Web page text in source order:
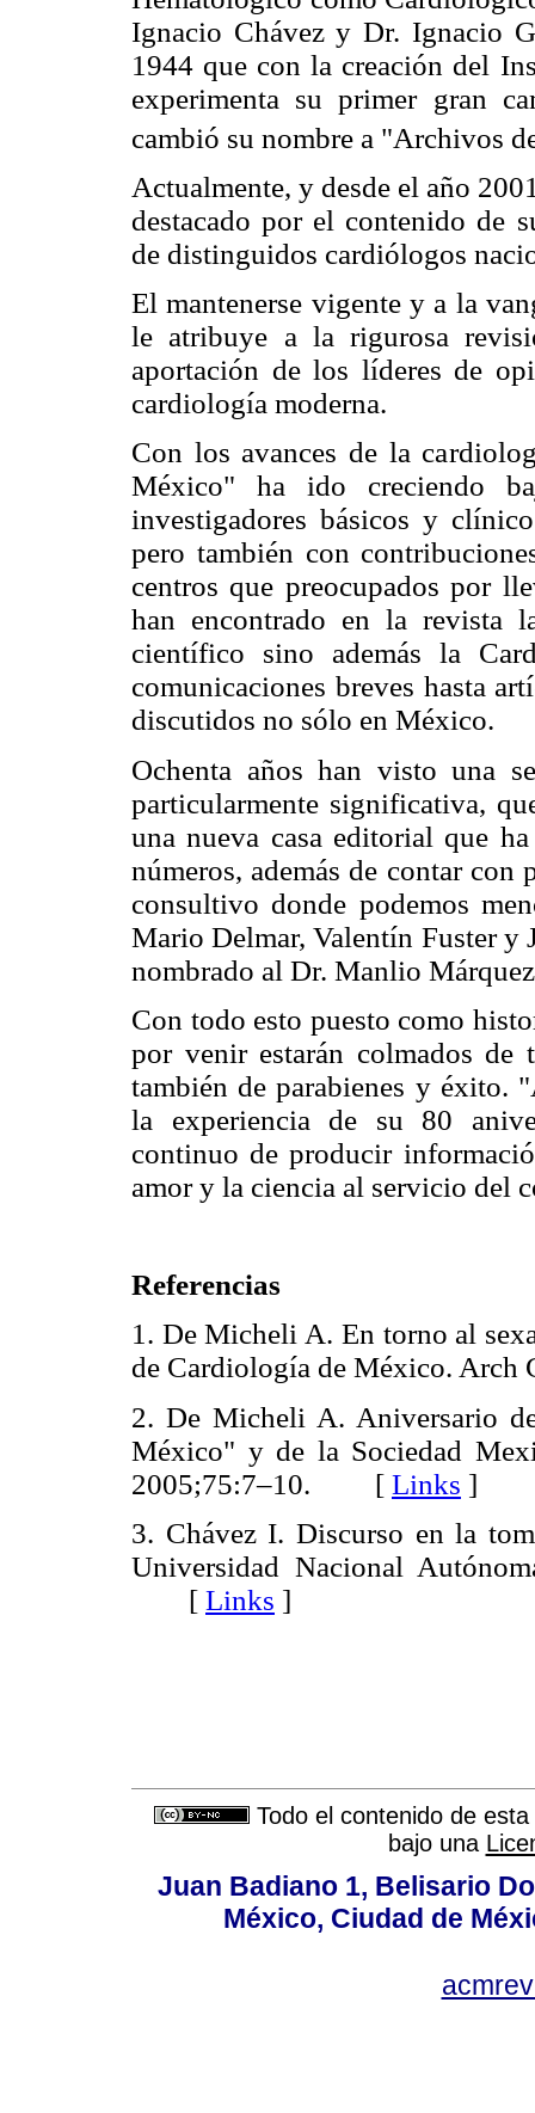
Ignacio Chávez y Dr. Ignacio
1944 que con la creación del
experimenta su primer gran
cambió su nombre a "Archivos
Actualmente, y desde el año
destacado por el contenido de
de distinguidos cardiólogos
El mantenerse vigente y a la
le atribuye a la rigurosa
aportación de los líderes de
cardiología moderna.
Con los avances de la
México" ha ido creciendo
investigadores básicos y
pero también con
centros que preocupados por
han encontrado en la revista
científico sino además la
comunicaciones breves hasta
discutidos no sólo en México.
Ochenta años han visto una
particularmente significativa,
una nueva casa editorial que
números, además de contar con
consultivo donde podemos
Mario Delmar, Valentín Fuster y
nombrado al Dr. Manlio
Con todo esto puesto como
por venir estarán colmados de
también de parabienes y éxito.
la experiencia de su 80
continuo de producir
amor y la ciencia al servicio del
Referencias
1. De Micheli A. En torno al
de Cardiología de México.
2. De Micheli A. Aniversario
México" y de la Sociedad
2005;75:7–10. [ Links ]
3. Chávez I. Discurso en la
Universidad Nacional
[ Links ]
Todo el contenido de
bajo una
Juan Badiano 1, Belisario
México, Ciudad de